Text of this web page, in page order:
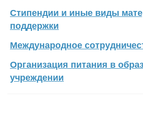
Стипендии и иные виды
поддержки
Международное
Организация питания в
учреждении